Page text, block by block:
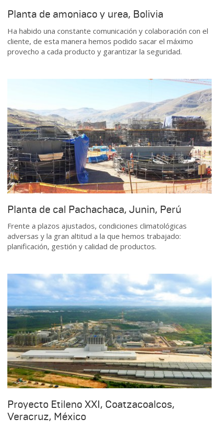
Planta de amoniaco y urea, Bolivia
Ha habido una constante comunicación y colaboración con el
cliente, de esta manera hemos podido sacar el máximo
provecho a cada producto y garantizar la seguridad.
Planta de cal Pachachaca, Junin, Perú
Frente a plazos ajustados, condiciones climatológicas
adversas y la gran altitud a la que hemos trabajado:
planificación, gestión y calidad de productos.
Proyecto Etileno XXI, Coatzacoalcos,
Veracruz, México